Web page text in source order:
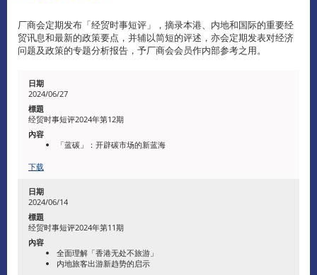
厂商会定期发布「经贸时事短评」，摘录本港、内地和国际的重要经
贸讯息和最新的政策要点，并辅以简短的评述，亦会定期发表对经济
问题及政策的专题分析报告，予厂商会会员作内部参考之用。
2024/06/27
经贸时事短评2024年第12期
「蓝碳」：开辟碳市场的新蓝海
下载
2024/06/14
经贸时事短评2024年第11期
全面理解「香港无处不旅游」
内地旅客出游新趋势的启示